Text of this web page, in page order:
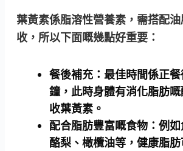
葉黃素係脂溶性營養素，需搭配
收，所以下面嘅幾點好重要：
餐後補充：最佳時間係正
鐘，此時身體有消化脂肪
收葉黃素。
配合脂肪豐富嘅食物：例如
酪梨、橄欖油等，健康脂